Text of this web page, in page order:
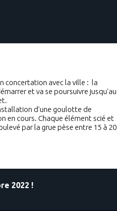
concertation avec la ville : la
et va se poursuivre jusqu'au
d'une goulotte de
en cours. Chaque élément scié et
par la grue pèse entre 15 à 20
2022 !